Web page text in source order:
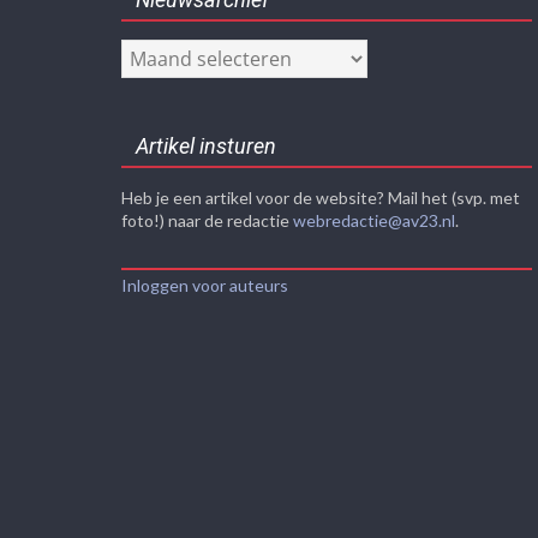
Nieuwsarchief
Artikel insturen
Heb je een artikel voor de website? Mail het (svp. met
foto!) naar de redactiewebredactie@av23.nl.
Inloggen voor auteurs